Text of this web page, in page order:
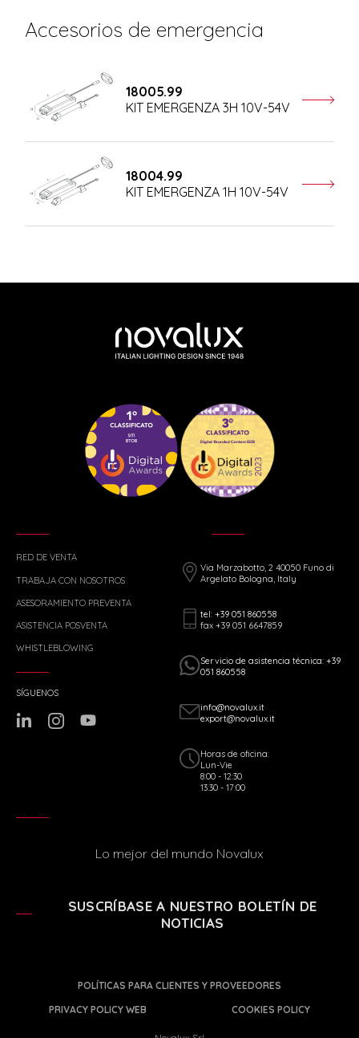
Accesorios de emergencia
18005.99
KIT EMERGENZA 3H 10V-54V
18004.99
KIT EMERGENZA 1H 10V-54V
RED DE VENTA
TRABAJA CON NOSOTROS
ASESORAMIENTO PREVENTA
ASISTENCIA POSVENTA
WHISTLEBLOWING
Via Marzabotto, 2 40050 Funo di
Argelato Bologna, Italy
tel: +39 051 860558
fax +39 051 6647859
Servicio de asistencia técnica: +39
051 860558
info@novalux.it
export@novalux.it
Horas de oficina:
Lun-Vie
8:00 - 12:30
13:30 - 17:00
SÍGUENOS
Lo mejor del mundo Novalux
SUSCRÍBASE A NUESTRO BOLETÍN DE
NOTICIAS
POLÍTICAS PARA CLIENTES Y PROVEEDORES
PRIVACY POLICY WEB
COOKIES POLICY